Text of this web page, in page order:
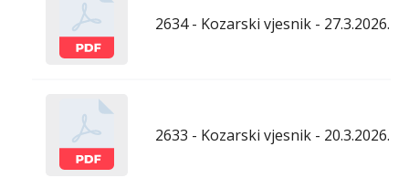
2634 - Kozarski vjesnik - 27.3.2026.
2633 - Kozarski vjesnik - 20.3.2026.